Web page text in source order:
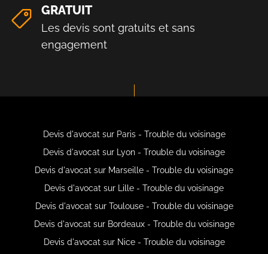
GRATUIT
Les devis sont gratuits et sans
engagement
Devis d'avocat sur Paris - Trouble du voisinage
Devis d'avocat sur Lyon - Trouble du voisinage
Devis d'avocat sur Marseille - Trouble du voisinage
Devis d'avocat sur Lille - Trouble du voisinage
Devis d'avocat sur Toulouse - Trouble du voisinage
Devis d'avocat sur Bordeaux - Trouble du voisinage
Devis d'avocat sur Nice - Trouble du voisinage